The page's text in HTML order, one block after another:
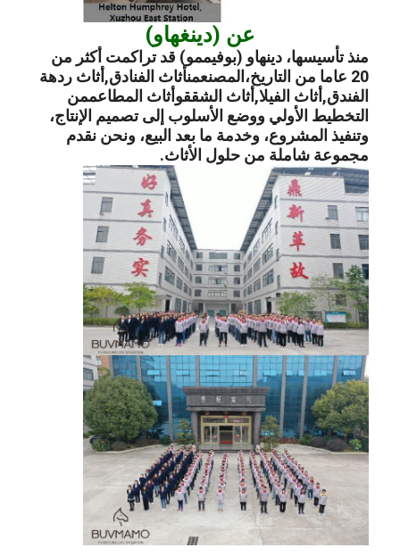
عن (دينغهاو)
منذ تأسيسها، دينهاو (بوفيممو) قد تراكمت أكثر من
20 عاما من التاريخ،
المصنعمنأثاث الفنادق,أثاث ردهة
الفندق,أثاث الفيلا,أثاث الشققوأثاث المطاعممن
التخطيط الأولي ووضع الأسلوب إلى تصميم الإنتاج،
وتنفيذ المشروع، وخدمة ما بعد البيع، ونحن نقدم
مجموعة شاملة من حلول الأثاث.